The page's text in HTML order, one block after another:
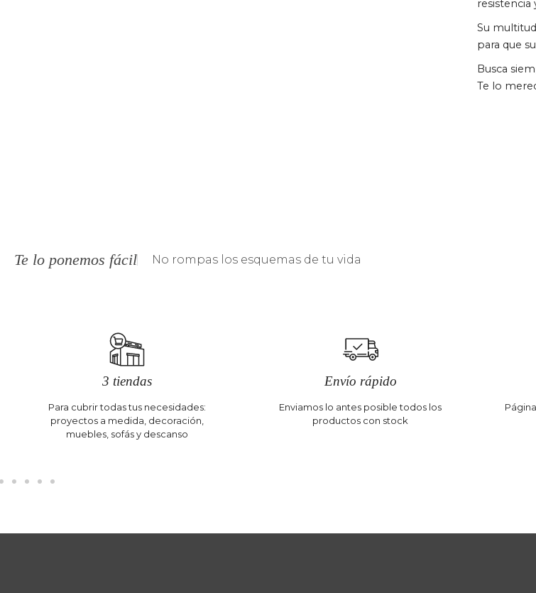
resistencia
Su
para que
Busca
Te lo
Te lo ponemos fácil No rompas los esquemas de tu vida
3 tiendas
Para cubrir todas tus necesidades:
proyectos a medida, decoración,
muebles, sofás y descanso
Envío rápido
Enviamos lo antes posible todos los
productos con stock